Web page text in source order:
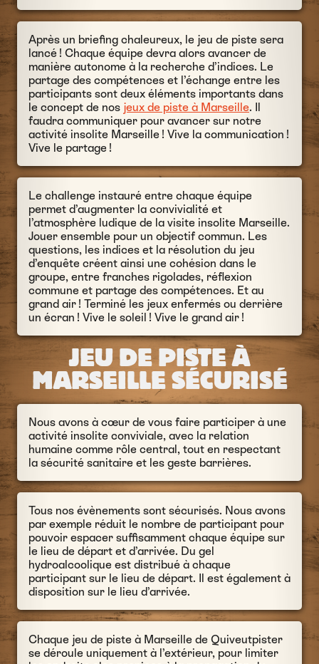
Après un briefing chaleureux, le jeu de piste sera
lancé ! Chaque équipe devra alors avancer de
manière autonome à la recherche d’indices. Le
partage des compétences et l’échange entre les
participants sont deux éléments importants dans
le concept de nos jeux de piste à Marseille. Il
faudra communiquer pour avancer sur notre
activité insolite Marseille ! Vive la communication !
Vive le partage !
Le challenge instauré entre chaque équipe
permet d’augmenter la convivialité et
l’atmosphère ludique de la visite insolite Marseille.
Jouer ensemble pour un objectif commun. Les
questions, les indices et la résolution du jeu
d’enquête créent ainsi une cohésion dans le
groupe, entre franches rigolades, réflexion
commune et partage des compétences. Et au
grand air ! Terminé les jeux enfermés ou derrière
un écran ! Vive le soleil ! Vive le grand air !
JEU DE PISTE À
MARSEILLE SÉCURISÉ
Nous avons à cœur de vous faire participer à une
activité insolite conviviale, avec la relation
humaine comme rôle central, tout en respectant
la sécurité sanitaire et les geste barrières.
Tous nos évènements sont sécurisés. Nous avons
par exemple réduit le nombre de participant pour
pouvoir espacer suffisamment chaque équipe sur
le lieu de départ et d’arrivée. Du gel
hydroalcoolique est distribué à chaque
participant sur le lieu de départ. Il est également à
disposition sur le lieu d’arrivée.
Chaque jeu de piste à Marseille de Quiveutpister
se déroule uniquement à l’extérieur, pour limiter